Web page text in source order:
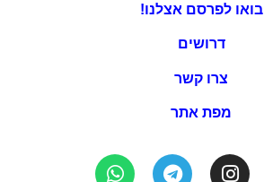
בואו לפרסם אצלנו!
דרושים
צרו קשר
מפת אתר